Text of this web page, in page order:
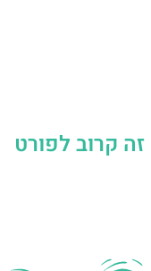
קרוב לפורט